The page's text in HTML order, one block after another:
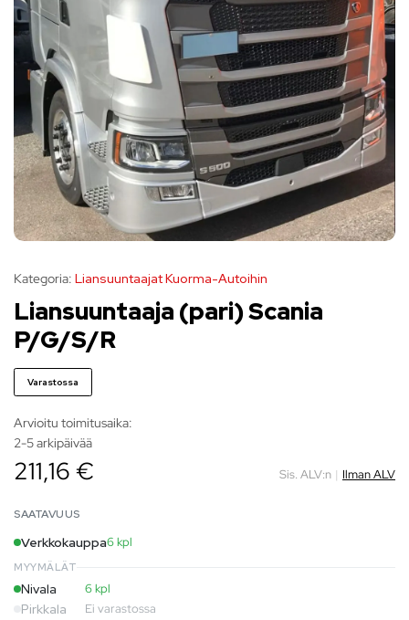
Kategoria: Liansuuntaajat Kuorma-Autoihin
Liansuuntaaja (pari) Scania
P/G/S/R
Varastossa
Arvioitu toimitusaika:
2-5 arkipäivää
211,16 € Sis. ALV:n | Ilman ALV
SAATAVUUS
Verkkokauppa6 kpl
MYYMÄLÄT
Nivala 6 kpl
Pirkkala Ei varastossa